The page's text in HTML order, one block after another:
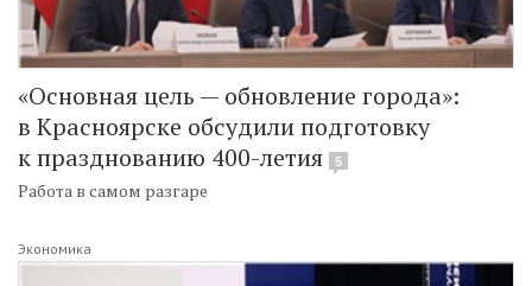
«Основная цель — обновление города»:
в Красноярске обсудили подготовку
к празднованию 400-летия
5
Работа в самом разгаре
Экономика